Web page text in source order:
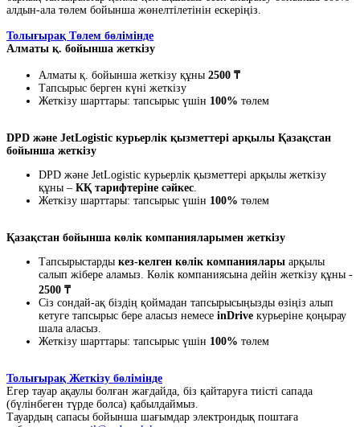
алдын-ала төлем бойынша жөнелтілетінін ескеріңіз.
Толығырақ Төлем бөлімінде
Алматы қ. бойынша жеткізу
Алматы қ. бойынша жеткізу құны 2500 ₸
Тапсырыс берген күні жеткізу
Жеткізу шарттары: тапсырыс үшін 100% төлем
DPD және JetLogistic курьерлік қызметтері арқылы Қазақстан
бойынша жеткізу
DPD және JetLogistic курьерлік қызметтері арқылы жеткізу
құны – КҚ тарифтеріне сәйкес.
Жеткізу шарттары: тапсырыс үшін 100% төлем
Қазақстан бойынша көлік компанияларымен жеткізу
Тапсырыстарды кез-келген көлік компаниялары арқылы
салып жібере аламыз. Көлік компаниясына дейін жеткізу құны -
2500 ₸
Сіз сондай-ақ біздің қоймадан тапсырысыңызды өзіңіз алып
кетуге тапсырыс бере аласыз немесе inDrive курьеріне қоңырау
шала аласыз.
Жеткізу шарттары: тапсырыс үшін 100% төлем
Толығырақ Жеткізу бөлімінде
Егер тауар ақаулы болған жағдайда, біз қайтаруға тиісті сапада
(бүлінбеген түрде болса) қабылдаймыз.
Тауардың сапасы бойынша шағымдар электрондық поштаға